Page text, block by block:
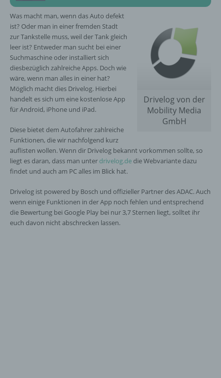
Drivelog von der
Mobility Media
GmbH
Was macht man, wenn das Auto defekt
ist? Oder man in einer fremden Stadt
zur Tankstelle muss, weil der Tank gleich
leer ist? Entweder man sucht bei einer
Suchmaschine oder installiert sich
diesbezüglich zahlreiche Apps. Doch wie
wäre, wenn man alles in einer hat?
Möglich macht dies Drivelog. Hierbei
handelt es sich um eine kostenlose App
für Android, iPhone und iPad.
Diese bietet dem Autofahrer zahlreiche
Funktionen, die wir nachfolgend kurz
auflisten wollen. Wenn dir Drivelog bekannt vorkommen sollte, so
liegt es daran, dass man unter drivelog.de die Webvariante dazu
findet und auch am PC alles im Blick hat.
Drivelog ist powered by Bosch und offizieller Partner des ADAC. Auch
wenn einige Funktionen in der App noch fehlen und entsprechend
die Bewertung bei Google Play bei nur 3,7 Sternen liegt, solltet ihr
euch davon nicht abschrecken lassen.